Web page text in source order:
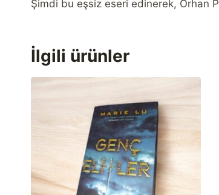
Şimdi bu eşsiz eseri edinerek, Orhan
İlgili ürünler